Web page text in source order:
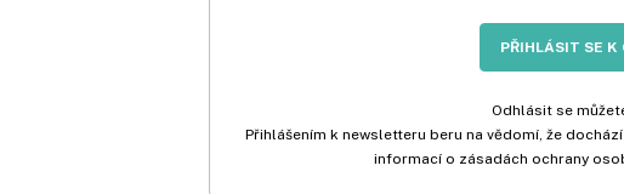
PŘIHLÁSIT SE K
Odhlásit se
Přihlášením k newsletteru beru na vědomí, že
informací o zásadách ochrany